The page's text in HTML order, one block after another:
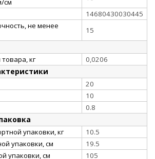
см
14680430030445
не менее
15
кг 0,0206
20
10
0.8
упаковки, кг
10.5
упаковки, см
19.5
упаковки, см
105